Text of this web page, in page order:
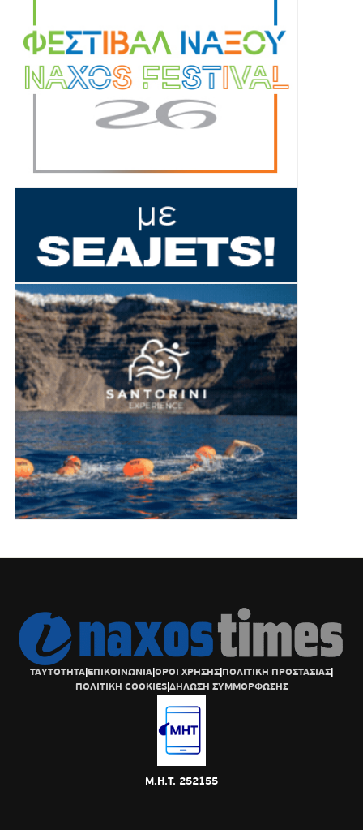
ΤΑΥΤΟΤΗΤΑ|ΕΠΙΚΟΙΝΩΝΙΑ|ΟΡΟΙ ΧΡΗΣΗΣ|ΠΟΛΙΤΙΚΗ ΠΡΟΣΤΑΣΙΑΣ|
ΠΟΛΙΤΙΚΗ COOKIES|ΔΗΛΩΣΗ ΣΥΜΜΟΡΦΩΣΗΣ
Μ.Η.Τ. 252155